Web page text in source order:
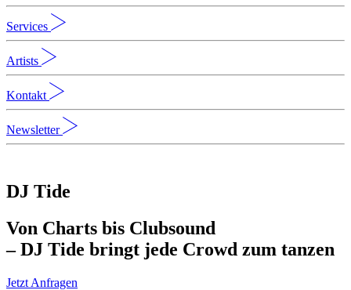
Services
Artists
Kontakt
Newsletter
DJ Tide
Von Charts bis Clubsound
– DJ Tide bringt jede Crowd zum tanzen
Jetzt Anfragen